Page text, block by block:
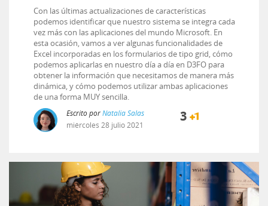
Con las últimas actualizaciones de características
podemos identificar que nuestro sistema se integra cada
vez más con las aplicaciones del mundo Microsoft. En
esta ocasión, vamos a ver algunas funcionalidades de
Excel incorporadas en los formularios de tipo grid, cómo
podemos aplicarlas en nuestro día a día en D3FO para
obtener la información que necesitamos de manera más
dinámica, y cómo podemos utilizar ambas aplicaciones
de una forma MUY sencilla.
Escrito porNatalia Salas
miércoles 28 julio2021
3